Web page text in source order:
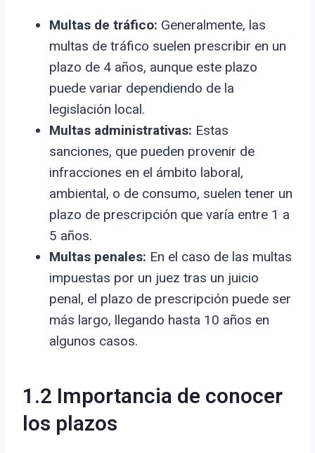
Multas de tráfico: Generalmente, las
multas de tráfico suelen prescribir en un
plazo de 4 años, aunque este plazo
puede variar dependiendo de la
legislación local.
Multas administrativas: Estas
sanciones, que pueden provenir de
infracciones en el ámbito laboral,
ambiental, o de consumo, suelen tener un
plazo de prescripción que varía entre 1 a
5 años.
Multas penales: En el caso de las multas
impuestas por un juez tras un juicio
penal, el plazo de prescripción puede ser
más largo, llegando hasta 10 años en
algunos casos.
1.2 Importancia de conocer
los plazos